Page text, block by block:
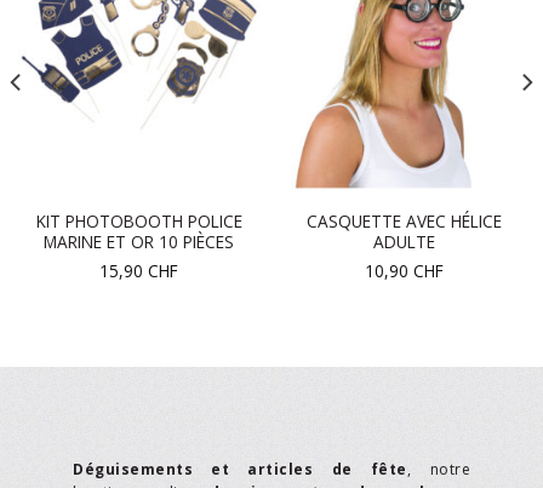
KIT PHOTOBOOTH POLICE
MARINE ET OR 10 PIÈCES
15,90 CHF
CASQUETTE AVEC HÉLICE
ADULTE
10,90 CHF
Déguisements et articles de fête, notre